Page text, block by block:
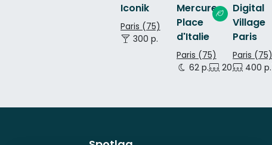
Iconik
Paris (75)
300 p.
Mercure
Place
d'Italie
Paris (75)
62 p.
20 p.
Digital
Village
Paris
Paris (75)
400 p.